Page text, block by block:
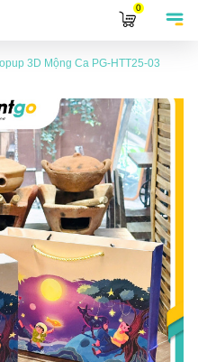
0
3D Mộng Ca PG-HTT25-03